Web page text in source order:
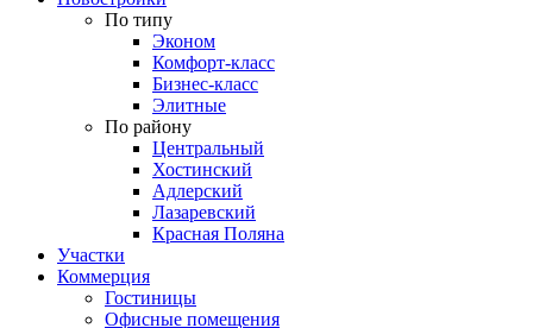
По типу
Эконом
Комфорт-класс
Бизнес-класс
Элитные
По району
Центральный
Хостинский
Адлерский
Лазаревский
Красная Поляна
Участки
Коммерция
Гостиницы
Офисные помещения